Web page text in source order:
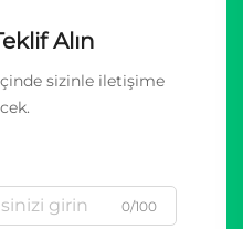
Alın
sizinle iletişime
0/100